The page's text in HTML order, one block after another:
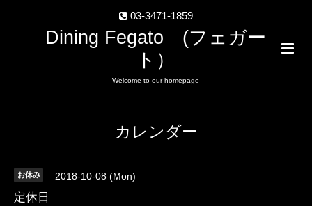
03-3471-1859
Dining Fegato (フェガー
ト）
Welcome to our homepage
カレンダー
お休み 2018-10-08 (Mon)
定休日